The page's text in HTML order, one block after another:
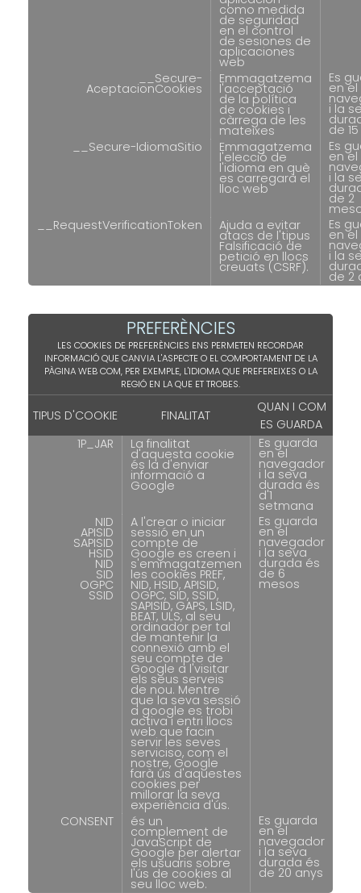
como medida
de seguridad
en el control
de sesiones de
aplicaciones
web
__Secure-
AceptacionCookies
Emmagatzema
l'acceptació
de la política
de cookies i
càrrega de les
mateixes
Es
en el
i la
de
__Secure-IdiomaSitio
Emmagatzema
l'elecció de
l'idioma en què
es carregarà el
lloc web
Es
en el
i la
de 2
__RequestVerificationToken
Ajuda a evitar
atacs de l'tipus
Falsificació de
petició en llocs
creuats (CSRF).
Es
en el
i la
de 2
PREFERÈNCIES
LES COOKIES DE PREFERÈNCIES ENS PERMETEN RECORDAR
INFORMACIÓ QUE CANVIA L'ASPECTE O EL COMPORTAMENT DE LA
PÀGINA WEB COM, PER EXEMPLE, L'IDIOMA QUE PREFEREIXES O LA
REGIÓ EN LA QUE ET TROBES.
TIPUS D'COOKIE FINALITAT
QUAN I COM
ES GUARDA
1P_JAR
La finalitat
d'aquesta cookie
és la d'enviar
informació a
Google
Es guarda
en el
navegador
i la seva
durada és
d'1
setmana
NID
APISID
SAPISID
HSID
NID
SID
OGPC
SSID
A l'crear o iniciar
sessió en un
compte de
Google es creen i
s'emmagatzemen
les cookies PREF,
NID, HSID, APISID,
OGPC, SID, SSID,
SAPISID, GAPS, LSID,
BEAT, ULS, al seu
ordinador per tal
de mantenir la
connexió amb el
seu compte de
Google a l'visitar
els seus serveis
de nou. Mentre
que la seva sessió
a google es trobi
activa i entri llocs
web que facin
servir les seves
serviciso, com el
nostre, Google
farà ús d'aquestes
cookies per
millorar la seva
experiència d'ús.
Es guarda
en el
navegador
i la seva
durada és
de 6
mesos
CONSENT és un
complement de
JavaScript de
Google per alertar
els usuaris sobre
l'ús de cookies al
seu lloc web.
Es guarda
en el
navegador
i la seva
durada és
de 20 anys